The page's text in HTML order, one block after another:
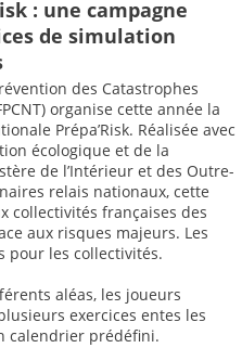
: une campagne
de simulation
des Catastrophes
organise cette année la
Prépa’Risk. Réalisée avec
écologique et de la
de l’Intérieur et des Outre-
relais nationaux, cette
collectivités françaises des
aux risques majeurs. Les
pour les collectivités.
aléas, les joueurs
exercices entes les
calendrier prédéfini.